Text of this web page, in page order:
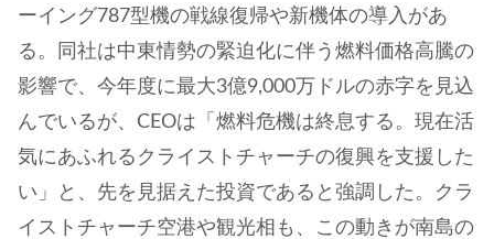
ーイング787型機の戦線復帰や新機体の導入があ
る。同社は中東情勢の緊迫化に伴う燃料価格高騰の
影響で、今年度に最大3億9,000万ドルの赤字を見込
んでいるが、CEOは「燃料危機は終息する。現在活
気にあふれるクライストチャーチの復興を支援した
い」と、先を見据えた投資であると強調した。クラ
イストチャーチ空港や観光相も、この動きが南島の